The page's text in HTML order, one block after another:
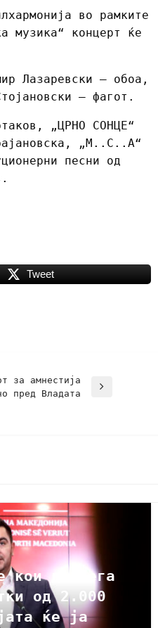
во рамките
музика“ концерт ќе
Лазаревски – обоа,
– фагот.
„ЦРНО СОНЦЕ“
„М..С..А“
песни од
Tweet
за амнестија
пред Владата
кои до сега
од 2.000
ќе ја